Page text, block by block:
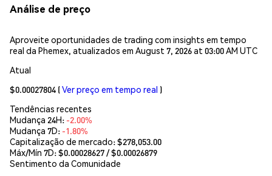
Análise de preço
Aproveite oportunidades de trading com insights em tempo
real da Phemex, atualizados em August 7, 2026 at 03:00 AM UTC
Atual
$0.00027804 (Ver preço em tempo real )
Tendências recentes
Mudança 24H: -2.00%
Mudança 7D: -1.80%
Capitalização de mercado:$278,053.00
Máx/Mín 7D: $0.00028627/ $0.00026879
Sentimento da Comunidade